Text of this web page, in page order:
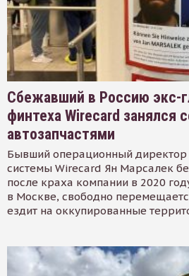
Сбежавший в Россию экс-
финтеха Wirecard занялся
автозапчастями
Бывший операционный
системы Wirecard Ян Марсалек
после краха компании в 2020
в Москве, свободно
ездит на оккупированные